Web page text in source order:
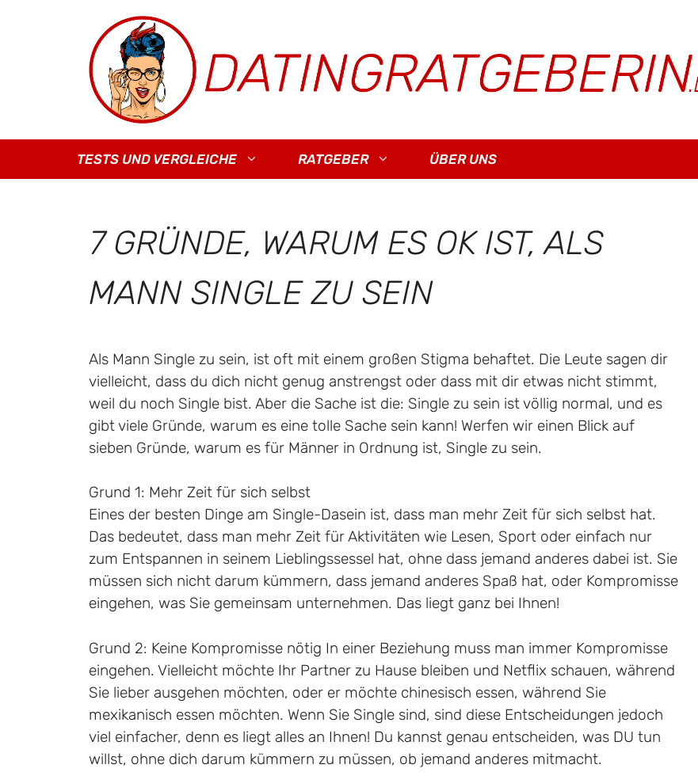
TESTS UND VERGLEICHE RATGEBER ÜBER UNS
7 GRÜNDE, WARUM ES OK IST, ALS
MANN SINGLE ZU SEIN
Als Mann Single zu sein, ist oft mit einem großen Stigma behaftet. Die Leute sagen dir
vielleicht, dass du dich nicht genug anstrengst oder dass mit dir etwas nicht stimmt,
weil du noch Single bist. Aber die Sache ist die: Single zu sein ist völlig normal, und es
gibt viele Gründe, warum es eine tolle Sache sein kann! Werfen wir einen Blick auf
sieben Gründe, warum es für Männer in Ordnung ist, Single zu sein.
Grund 1: Mehr Zeit für sich selbst
Eines der besten Dinge am Single-Dasein ist, dass man mehr Zeit für sich selbst hat.
Das bedeutet, dass man mehr Zeit für Aktivitäten wie Lesen, Sport oder einfach nur
zum Entspannen in seinem Lieblingssessel hat, ohne dass jemand anderes dabei ist. Sie
müssen sich nicht darum kümmern, dass jemand anderes Spaß hat, oder Kompromisse
eingehen, was Sie gemeinsam unternehmen. Das liegt ganz bei Ihnen!
Grund 2: Keine Kompromisse nötig In einer Beziehung muss man immer Kompromisse
eingehen. Vielleicht möchte Ihr Partner zu Hause bleiben und Netflix schauen, während
Sie lieber ausgehen möchten, oder er möchte chinesisch essen, während Sie
mexikanisch essen möchten. Wenn Sie Single sind, sind diese Entscheidungen jedoch
viel einfacher, denn es liegt alles an Ihnen! Du kannst genau entscheiden, was DU tun
willst, ohne dich darum kümmern zu müssen, ob jemand anderes mitmacht.